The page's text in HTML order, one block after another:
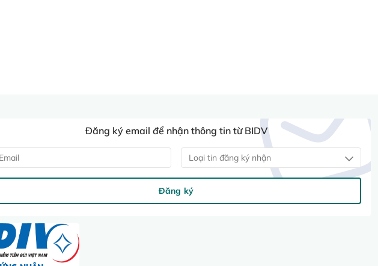
Đăng ký email để nhận thông tin từ BIDV
Loại tin đăng ký nhận
Đăng ký